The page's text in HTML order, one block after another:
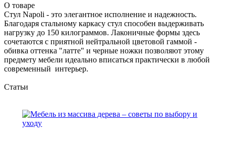
О товаре
Стул Napoli - это элегантное исполнение и надежность.
Благодаря стальному каркасу стул способен выдерживать
нагрузку до 150 килограммов. Лаконичные формы здесь
сочетаются с приятной нейтральной цветовой гаммой -
обивка оттенка "латте" и черные ножки позволяют этому
предмету мебели идеально вписаться практически в любой
современный интерьер.
Статьи